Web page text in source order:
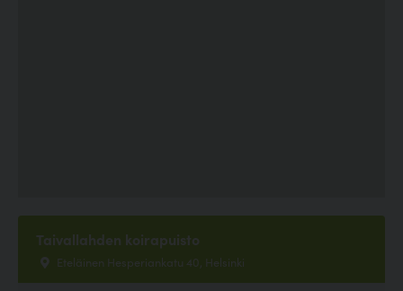
Taivallahden koirapuisto
Eteläinen Hesperiankatu 40, Helsinki